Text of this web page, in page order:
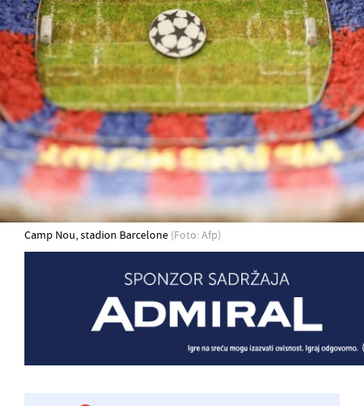
Camp Nou, stadion Barcelone (Foto: Afp)